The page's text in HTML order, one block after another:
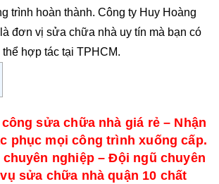
trình hoàn thành. Công ty Huy Hoàng
đơn vị sửa chữa nhà uy tín mà bạn có
thể hợp tác tại TPHCM.
sửa chữa nhà giá rẻ – Nhận
phục mọi công trình xuống cấp.
nghiệp – Đội ngũ chuyên
sửa chữa nhà quận 10 chất